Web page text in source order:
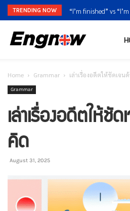
TRENDING NOW “I’m finished” vs
Home Grammar เล่าเรื่องอดีตให้ชัดเจน
Grammar
เล่าเรื่องอดีตให้
คิด
August 31, 2025